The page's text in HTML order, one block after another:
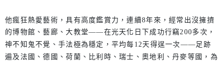
他瘋狂熱愛藝術，具有高度鑑賞力，連續8年來，經常出沒擁擠
的博物館、藝廊、大教堂——在光天化日下成功行竊200多次，
神不知鬼不覺、手法極為穩定，平均每12天得逞一次——足跡
遍及法國、德國、荷蘭、比利時、瑞士、奧地利、丹麥等國，為